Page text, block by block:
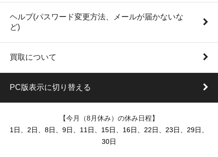
ヘルプ(パスワード変更方法、メールが届かないな
ど)
買取について
PC版表示に切り替える
【今月（8月休み）の休み日程】
1日、2日、8日、9日、11日、15日、16日、22日、23日、29日、
30日